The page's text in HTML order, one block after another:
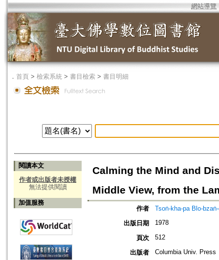
網站導覽
． 首頁 > 檢索系統 > 書目檢索 > 書目明細
閱讀本文
作者或出版者未授權
無法提供閱讀
加值服務
Calming the Mind and
Middle View, from the
作者
Tsoṅ-kha-pa Blo-
出版日期
1978
頁次 512
出版者 Columbia Univ. Press